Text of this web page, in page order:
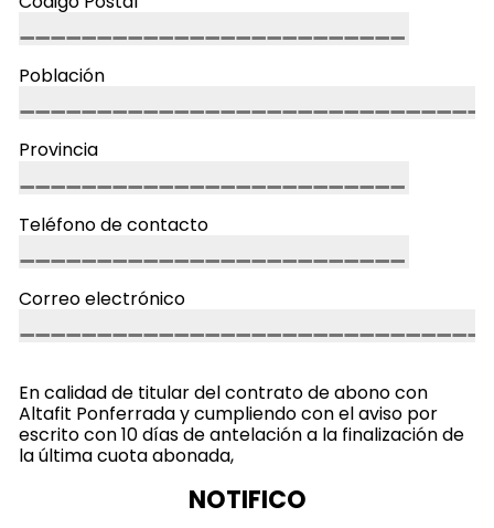
Población
Provincia
Teléfono de contacto
Correo electrónico
En calidad de titular del contrato de abono con
Altafit Ponferrada y cumpliendo con el aviso por
escrito con 10 días de antelación a la finalización de
la última cuota abonada,
NOTIFICO